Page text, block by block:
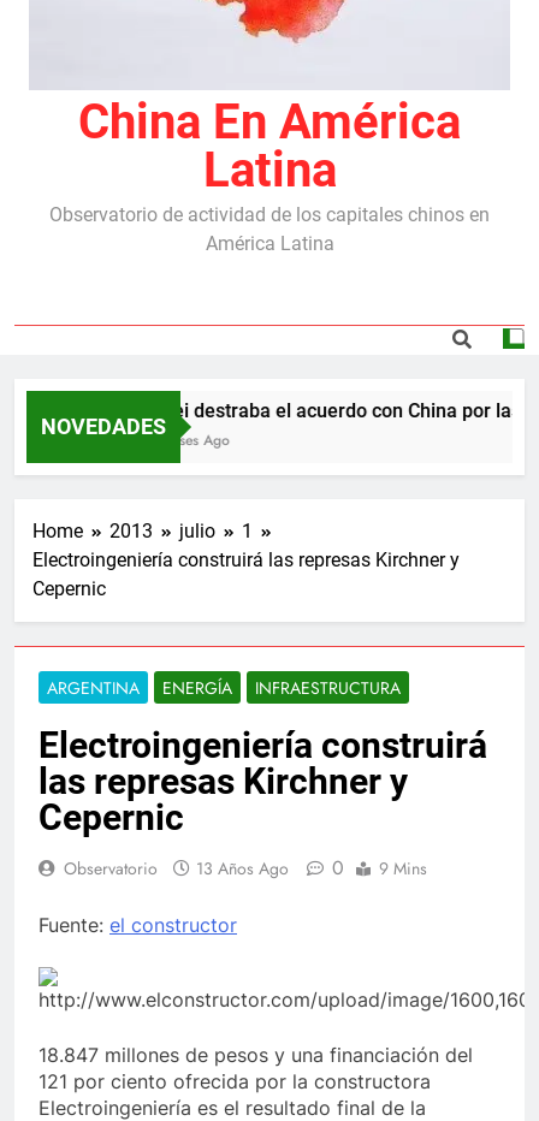
China En América
Latina
Observatorio de actividad de los capitales chinos en
América Latina
NOVEDADES
Milei destraba el acuerdo con China por las
5 Meses Ago
Home 2013 julio
1
Electroingeniería construirá las represas Kirchner y
Cepernic
ARGENTINA ENERGÍA INFRAESTRUCTURA
Electroingeniería construirá
las represas Kirchner y
Cepernic
Observatorio 13 Años Ago 0 9 Mins
Fuente: el constructor
18.847 millones de pesos y una financiación del
121 por ciento ofrecida por la constructora
Electroingeniería es el resultado final de la